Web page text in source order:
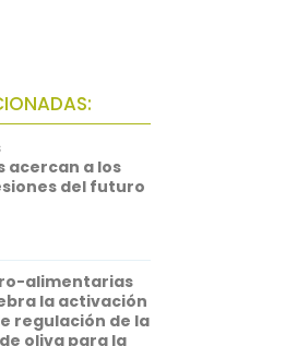
a los
del futuro
alimentarias
la activación
regulación de la
oliva para la